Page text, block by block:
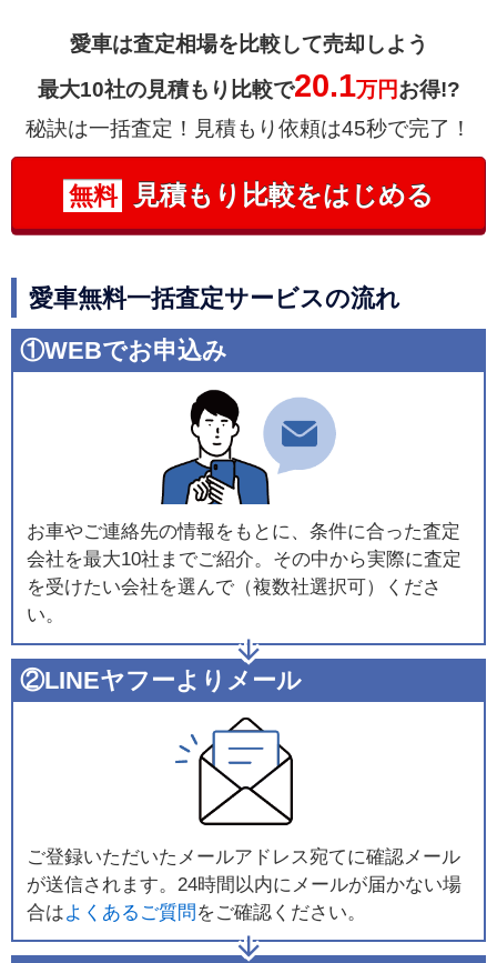
愛車は査定相場を比較して売却しよう
最大10社の見積もり比較で20.1万円お得!?
秘訣は一括査定！見積もり依頼は45秒で完了！
無料 見積もり比較をはじめる
愛車無料一括査定サービスの流れ
①WEBでお申込み
お車やご連絡先の情報をもとに、条件に合った査定
会社を最大10社までご紹介。その中から実際に査定
を受けたい会社を選んで（複数社選択可）くださ
い。
②LINEヤフーよりメール
ご登録いただいたメールアドレス宛てに確認メール
が送信されます。24時間以内にメールが届かない場
合はよくあるご質問 をご確認ください。